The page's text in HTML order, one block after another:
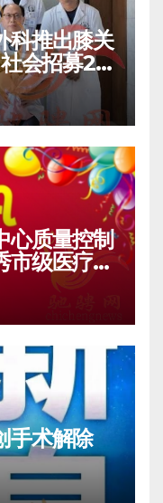
科推出膝关
会招募20
心质量控制
市级医疗质
手术解除